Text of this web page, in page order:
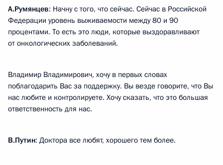
А.Румянцев: Начну с того, что сейчас. Сейчас в Российской
Федерации уровень выживаемости между 80 и 90
процентами. То есть это люди, которые выздоравливают
от онкологических заболеваний.
Владимир Владимирович, хочу в первых словах
поблагодарить Вас за поддержку. Вы везде говорите, что Вы
нас любите и контролируете. Хочу сказать, что это большая
ответственность для нас.
В.Путин: Доктора все любят, хорошего тем более.